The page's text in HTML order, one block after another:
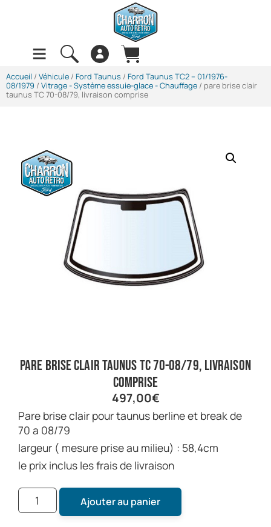
Accueil / Véhicule / Ford Taunus / Ford Taunus TC2 -- 01/1976-
08/1979 / Vitrage - Système essuie-glace - Chauffage / pare brise clair
taunus TC 70-08/79, livraison comprise
pare brise clair taunus TC 70-08/79, livraison
comprise
497,00€
pare brise clair pour taunus berline et break de
70 a 08/79
largeur ( mesure prise au milieu) : 58,4cm
le prix inclus les frais de livraison
Ajouter au panier